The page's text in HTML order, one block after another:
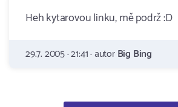
Heh kytarovou linku, mě podrž :D
29.7. 2005 · 21:41 · autorBig Bing